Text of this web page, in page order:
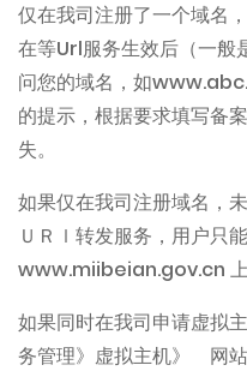
仅在我司注册了一个域名
在等Url服务生效后（一般
问您的域名，如
的提示，根据要求填写备
失。
如果仅在我司注册域名，
ＵＲｌ转发服务，用户只
www.miibeian.gov.cn 上
如果同时在我司申请虚拟
务管理》虚拟主机》 网